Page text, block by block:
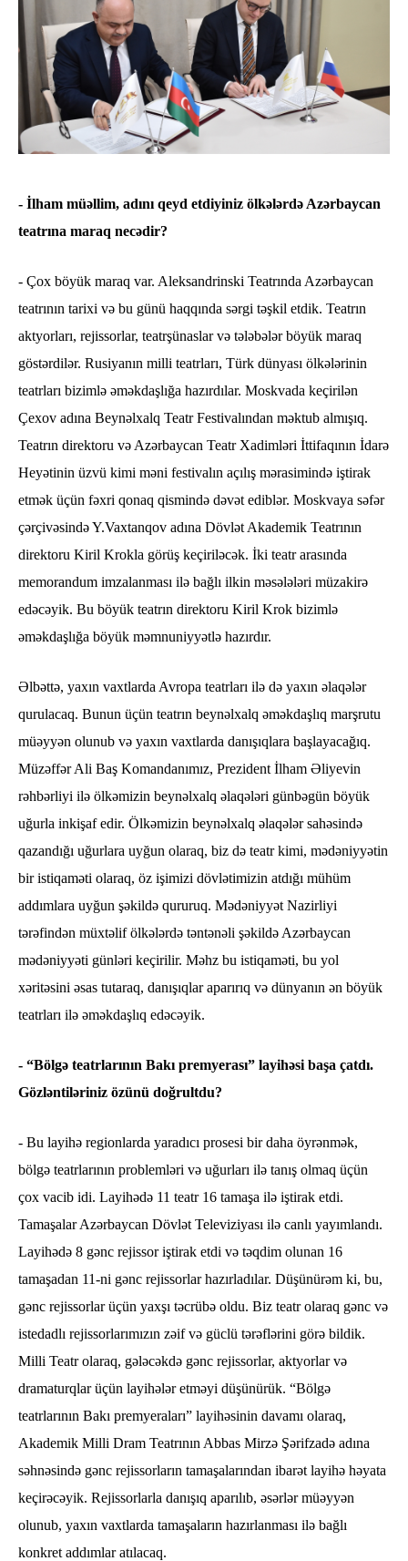
- İlham müəllim, adını qeyd etdiyiniz ölkələrdə Azərbaycan
teatrına maraq necədir?
- Çox böyük maraq var. Aleksandrinski Teatrında Azərbaycan
teatrının tarixi və bu günü haqqında sərgi təşkil etdik. Teatrın
aktyorları, rejissorlar, teatrşünaslar və tələbələr böyük maraq
göstərdilər. Rusiyanın milli teatrları, Türk dünyası ölkələrinin
teatrları bizimlə əməkdaşlığa hazırdılar. Moskvada keçirilən
Çexov adına Beynəlxalq Teatr Festivalından məktub almışıq.
Teatrın direktoru və Azərbaycan Teatr Xadimləri İttifaqının İdarə
Heyətinin üzvü kimi məni festivalın açılış mərasimində iştirak
etmək üçün fəxri qonaq qismində dəvət ediblər. Moskvaya səfər
çərçivəsində Y.Vaxtanqov adına Dövlət Akademik Teatrının
direktoru Kiril Krokla görüş keçiriləcək. İki teatr arasında
memorandum imzalanması ilə bağlı ilkin məsələləri müzakirə
edəcəyik. Bu böyük teatrın direktoru Kiril Krok bizimlə
əməkdaşlığa böyük məmnuniyyətlə hazırdır.
Əlbəttə, yaxın vaxtlarda Avropa teatrları ilə də yaxın əlaqələr
qurulacaq. Bunun üçün teatrın beynəlxalq əməkdaşlıq marşrutu
müəyyən olunub və yaxın vaxtlarda danışıqlara başlayacağıq.
Müzəffər Ali Baş Komandanımız, Prezident İlham Əliyevin
rəhbərliyi ilə ölkəmizin beynəlxalq əlaqələri günbəgün böyük
uğurla inkişaf edir. Ölkəmizin beynəlxalq əlaqələr sahəsində
qazandığı uğurlara uyğun olaraq, biz də teatr kimi, mədəniyyətin
bir istiqaməti olaraq, öz işimizi dövlətimizin atdığı mühüm
addımlara uyğun şəkildə qururuq. Mədəniyyət Nazirliyi
tərəfindən müxtəlif ölkələrdə təntənəli şəkildə Azərbaycan
mədəniyyəti günləri keçirilir. Məhz bu istiqaməti, bu yol
xəritəsini əsas tutaraq, danışıqlar aparırıq və dünyanın ən böyük
teatrları ilə əməkdaşlıq edəcəyik.
- “Bölgə teatrlarının Bakı premyerası” layihəsi başa çatdı.
Gözləntiləriniz özünü doğrultdu?
- Bu layihə regionlarda yaradıcı prosesi bir daha öyrənmək,
bölgə teatrlarının problemləri və uğurları ilə tanış olmaq üçün
çox vacib idi. Layihədə 11 teatr 16 tamaşa ilə iştirak etdi.
Tamaşalar Azərbaycan Dövlət Televiziyası ilə canlı yayımlandı.
Layihədə 8 gənc rejissor iştirak etdi və təqdim olunan 16
tamaşadan 11-ni gənc rejissorlar hazırladılar. Düşünürəm ki, bu,
gənc rejissorlar üçün yaxşı təcrübə oldu. Biz teatr olaraq gənc və
istedadlı rejissorlarımızın zəif və güclü tərəflərini görə bildik.
Milli Teatr olaraq, gələcəkdə gənc rejissorlar, aktyorlar və
dramaturqlar üçün layihələr etməyi düşünürük. “Bölgə
teatrlarının Bakı premyeraları” layihəsinin davamı olaraq,
Akademik Milli Dram Teatrının Abbas Mirzə Şərifzadə adına
səhnəsində gənc rejissorların tamaşalarından ibarət layihə həyata
keçirəcəyik. Rejissorlarla danışıq aparılıb, əsərlər müəyyən
olunub, yaxın vaxtlarda tamaşaların hazırlanması ilə bağlı
konkret addımlar atılacaq.